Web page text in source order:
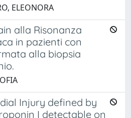
ELEONORA
alla Risonanza
in pazienti con
alla biopsia
Injury defined by
I detectable on